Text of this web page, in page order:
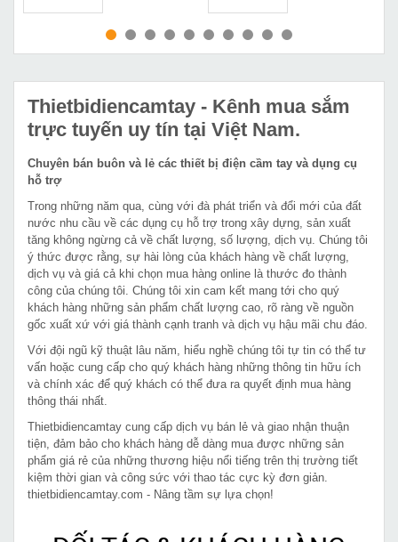
MUA NGAY MUA NGAY
Thietbidiencamtay - Kênh mua sắm
trực tuyến uy tín tại Việt Nam.
Chuyên bán buôn và lẻ các thiết bị điện cầm tay và dụng cụ
hỗ trợ
Trong những năm qua, cùng với đà phát triển và đổi mới của đất
nước nhu cầu về các dụng cụ hỗ trợ trong xây dựng, sản xuất
tăng không ngừng cả về chất lượng, số lượng, dịch vụ. Chúng tôi
ý thức được rằng, sự hài lòng của khách hàng về chất lượng,
dịch vụ và giá cả khi chọn mua hàng online là thước đo thành
công của chúng tôi. Chúng tôi xin cam kết mang tới cho quý
khách hàng những sản phẩm chất lượng cao, rõ ràng về nguồn
gốc xuất xứ với giá thành cạnh tranh và dịch vụ hậu mãi chu đáo.
Với đội ngũ kỹ thuật lâu năm, hiểu nghề chúng tôi tự tin có thể tư
vấn hoặc cung cấp cho quý khách hàng những thông tin hữu ích
và chính xác để quý khách có thể đưa ra quyết định mua hàng
thông thái nhất.
Thietbidiencamtay cung cấp dịch vụ bán lẻ và giao nhận thuận
tiện, đảm bảo cho khách hàng dễ dàng mua được những sản
phẩm giá rẻ của những thương hiệu nổi tiếng trên thị trường tiết
kiệm thời gian và công sức với thao tác cực kỳ đơn giản.
thietbidiencamtay.com - Nâng tầm sự lựa chọn!